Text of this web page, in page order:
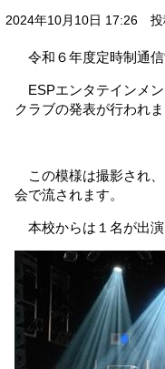
2024年10月10日 17:26
令和６年度定時制通信
ESPエンタテインメ
クラブの発表が行われま
この模様は撮影され、
会で流されます。
本校からは１名が出演